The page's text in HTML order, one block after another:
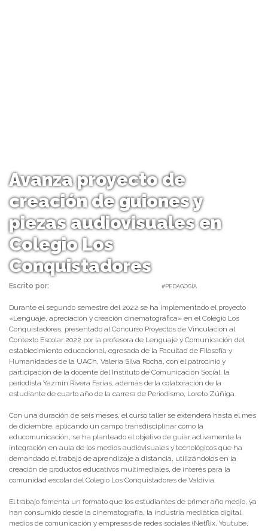
Avanza proyecto de
creación de guiones y
piezas audiovisuales en
Colegio Los
Conquistadores
Escrito por: #PEDAGOGÍA
Durante el segundo semestre del 2022 se ha implementado el proyecto
«Lenguaje, apreciación y creación cinematográfica» en el Colegio Los
Conquistadores, presentado al Concurso Proyectos de Vinculación al
Contexto Escolar 2022 por la profesora de Lenguaje y Comunicación del
establecimiento educacional, egresada de la Facultad de Filosofía y
Humanidades de la UACh, Valeria Silva Rocha, con el patrocinio y
participación de la docente del Instituto de Comunicación Social, la
periodista Yazmín Rivera Farías, además de la colaboración de la
estudiante de cuarto año de la carrera de Periodismo, Loreto Zúñiga.
Con una duración de seis meses, el curso taller se extenderá hasta el mes
de diciembre, aplicando un campo transdisciplinar como la
educomunicación, se ha planteado el objetivo de guiar activamente la
integración en aula de los medios audiovisuales y tecnológicos que ha
demandado el trabajo de aprendizaje a distancia, utilizándolos en la
creación de productos educativos multimediales, de interés para la
comunidad escolar del Colegio Los Conquistadores de Valdivia.
El trabajo fomenta un formato que los estudiantes de primer año medio, ya
han consumido desde la cinematografía, la industria mediática digital,
medios de comunicación y empresas de redes sociales (Netflix, Youtube,